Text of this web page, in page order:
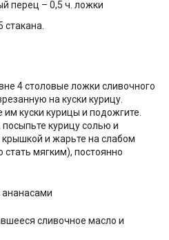
перец – 0,5 ч. ложки
стакана.
4 столовые ложки сливочного
на куски курицу.
им куски курицы и подожгите.
посыпьте курицу солью и
и жарьте на слабом
мягким), постоянно
ананасами
сливочное масло и